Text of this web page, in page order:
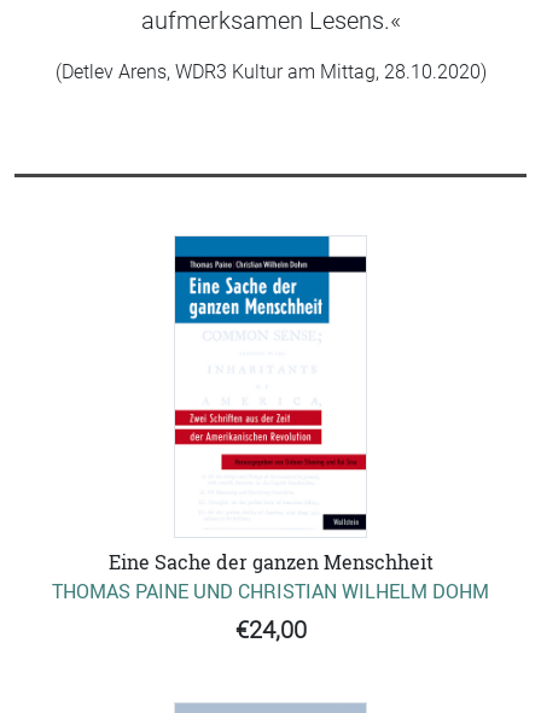
aufmerksamen Lesens.«
(Detlev Arens, WDR3 Kultur am Mittag, 28.10.2020)
Eine Sache der ganzen Menschheit
THOMAS PAINE UND CHRISTIAN WILHELM DOHM
€24,00